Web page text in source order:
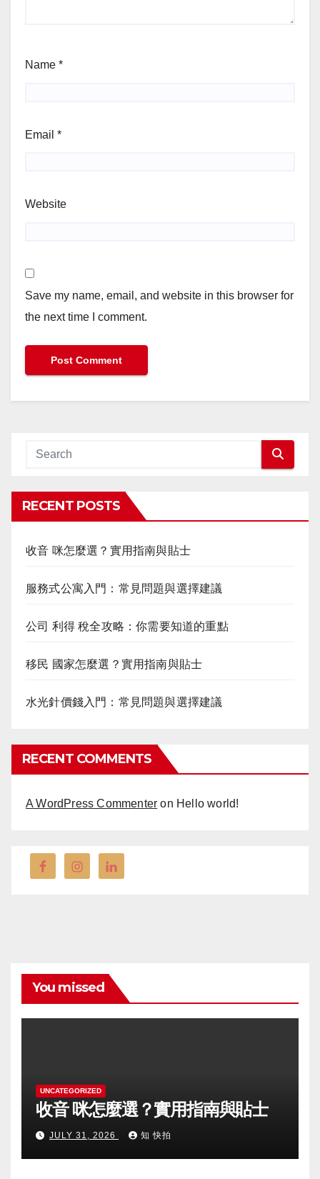
Name *
Email *
Website
Save my name, email, and website in this browser for
the next time I comment.
RECENT POSTS
收音 咪怎麼選？實用指南與貼士
服務式公寓入門：常見問題與選擇建議
公司 利得 稅全攻略：你需要知道的重點
移民 國家怎麼選？實用指南與貼士
水光針價錢入門：常見問題與選擇建議
RECENT COMMENTS
A WordPress Commenter on Hello world!
You missed
UNCATEGORIZED
收音 咪怎麼選？實用指南與貼士
JULY 31, 2026 知 快拍